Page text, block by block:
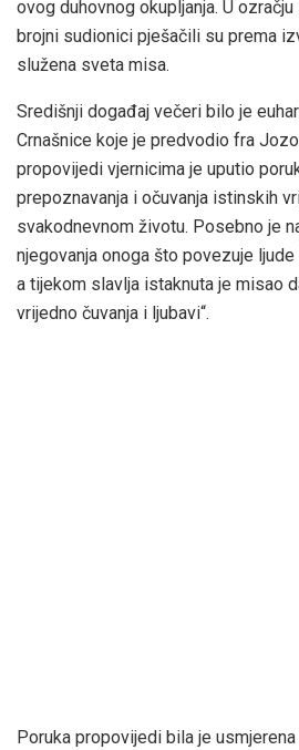
ovog duhovnog okupljanja. U
brojni sudionici pješačili su prema
služena sveta misa.
Središnji događaj večeri bilo je
Crnašnice koje je predvodio fra
propovijedi vjernicima je uputio
prepoznavanja i očuvanja istinskih
svakodnevnom životu. Posebno je
njegovanja onoga što povezuje
a tijekom slavlja istaknuta je misao
vrijedno čuvanja i ljubavi“.
Poruka propovijedi bila je